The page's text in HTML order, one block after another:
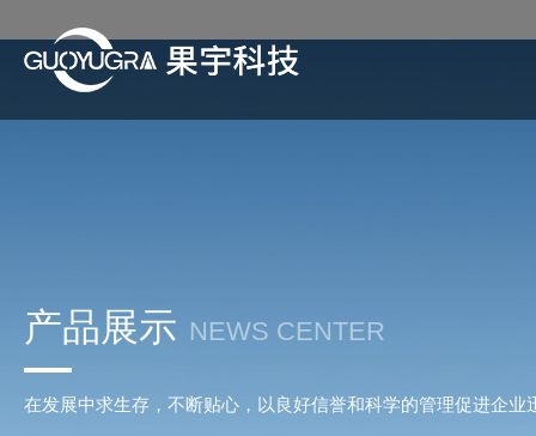
产品展示 NEWS CENTER
在发展中求生存，不断贴心，以良好信誉和科学的管理促进企业